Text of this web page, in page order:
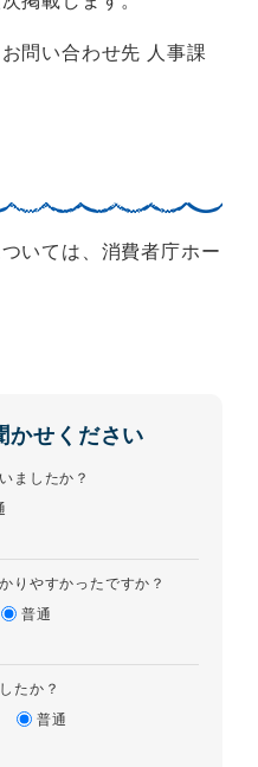
問い合わせ先 人事課
いては、消費者庁ホー
かせください
ましたか？
りやすかったですか？
普通
たか？
普通